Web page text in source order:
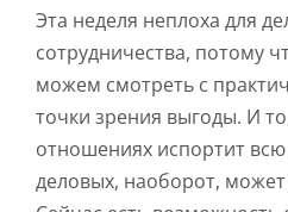
Эта неделя неплоха для
сотрудничества, потому
можем смотреть с
точки зрения выгоды. И
отношениях испортит
деловых, наоборот,